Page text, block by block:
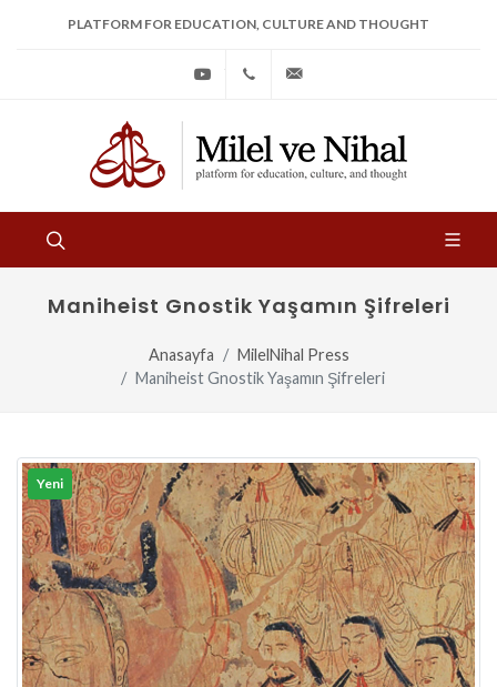
PLATFORM FOR EDUCATION, CULTURE AND THOUGHT
Youtube +90
533
31
Maniheist Gnostik Yaşamın Şifreleri
Anasayfa
MilelNihal Press
Maniheist Gnostik Yaşamın Şifreleri
Yeni